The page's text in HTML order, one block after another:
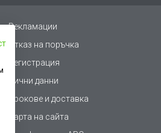
Рекламации
Отказ на поръчка
Регистрация
Лични данни
Срокове и доставка
Карта на сайта